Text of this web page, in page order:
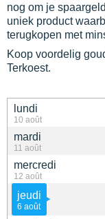
lundi
10 août
mardi
11 août
mercredi
12 août
jeudi
6 août
nog om je
uniek product
terugkopen met
Koop voordelig
Terkoest.